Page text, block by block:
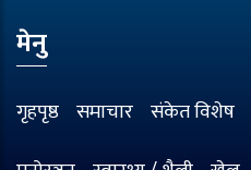
मेनु
गृहपृष्ठ समाचार संकेत विशेष